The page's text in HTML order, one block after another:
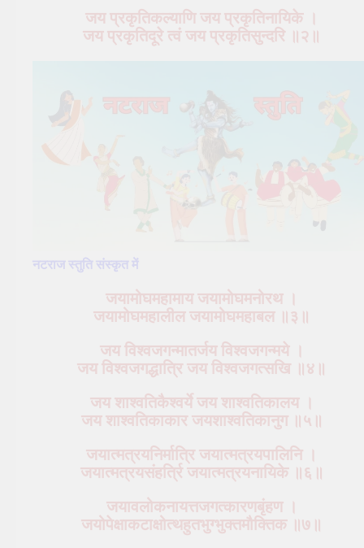
जय प्रकृतिकल्याणि जय प्रकृतिनायिके ।
जय प्रकृतिदूरे त्वं जय प्रकृतिसुन्दरि ॥२॥
नटराज स्तुति संस्कृत में
जयामोघमहामाय जयामोघमनोरथ ।
जयामोघमहालील जयामोघमहाबल ॥३॥
जय विश्वजगन्मातर्जय विश्वजगन्मये ।
जय विश्वजगद्धात्रि जय विश्वजगत्सखि ॥४॥
जय शाश्वतिकैश्वर्ये जय शाश्वतिकालय ।
जय शाश्वतिकाकार जयशाश्वतिकानुग ॥५॥
जयात्मत्रयनिर्मात्रि जयात्मत्रयपालिनि ।
जयात्मत्रयसंहर्त्रि जयात्मत्रयनायिके ॥६॥
जयावलोकनायत्तजगत्कारणबृंहण ।
जयोपेक्षाकटाक्षोत्थहुतभुग्भुक्तमौक्तिक ॥७॥